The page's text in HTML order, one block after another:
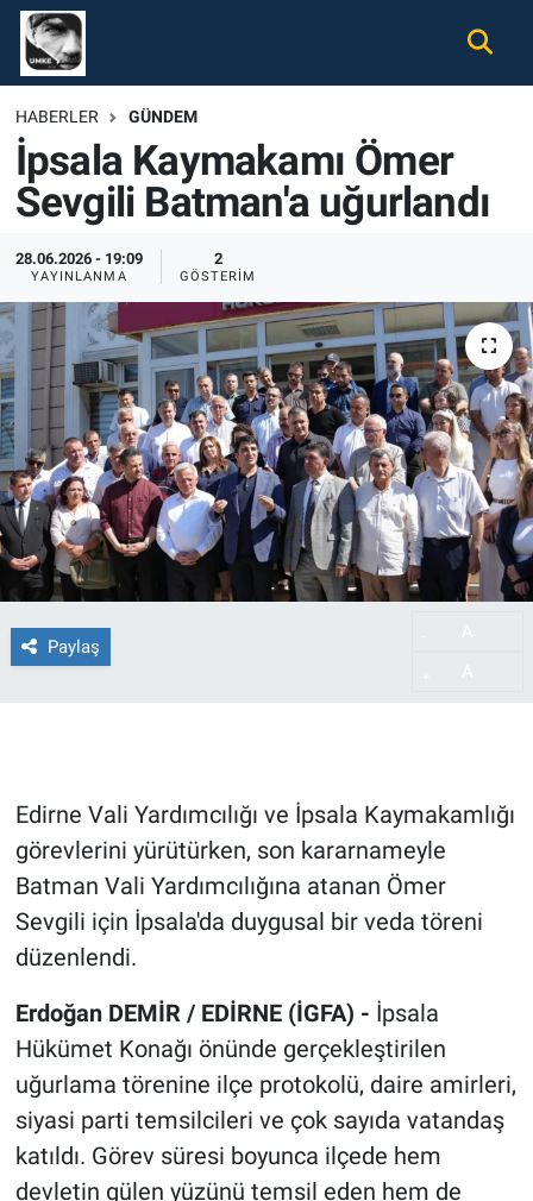
HABERLER GÜNDEM
İpsala Kaymakamı Ömer
Sevgili Batman'a uğurlandı
28.06.2026 - 19:09
YAYINLANMA
2
GÖSTERIM
Paylaş
Edirne Vali Yardımcılığı ve İpsala Kaymakamlığı
görevlerini yürütürken, son kararnameyle
Batman Vali Yardımcılığına atanan Ömer
Sevgili için İpsala'da duygusal bir veda töreni
düzenlendi.
Erdoğan DEMİR / EDİRNE (İGFA) - İpsala
Hükümet Konağı önünde gerçekleştirilen
uğurlama törenine ilçe protokolü, daire amirleri,
siyasi parti temsilcileri ve çok sayıda vatandaş
katıldı. Görev süresi boyunca ilçede hem
devletin gülen yüzünü temsil eden hem de
Gündem
Ekonomi
Spor
Magazin
Tüm Haberler
İletişim
Künye
Nöbetçi Eczaneler
Hava Durumu
Namaz Vakitleri
Trafik Durumu
Süper Lig Puan Durumu ve Fikstür
Tüm Manşetler
Son Dakika Haberleri
Haber Arşivi